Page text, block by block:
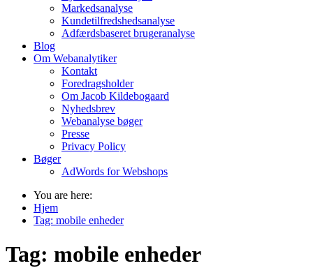
Markedsanalyse
Kundetilfredshedsanalyse
Adfærdsbaseret brugeranalyse
Blog
Om Webanalytiker
Kontakt
Foredragsholder
Om Jacob Kildebogaard
Nyhedsbrev
Webanalyse bøger
Presse
Privacy Policy
Bøger
AdWords for Webshops
You are here:
Hjem
Tag: mobile enheder
Tag: mobile enheder